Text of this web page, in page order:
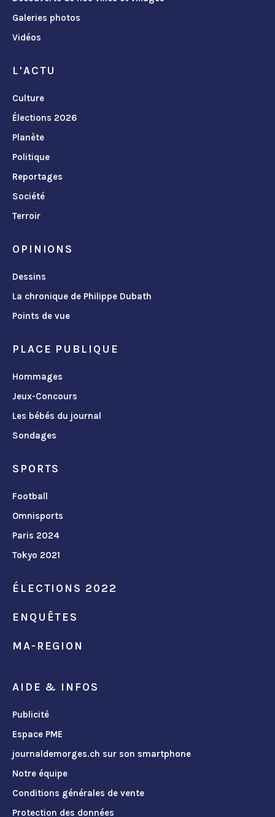
Galeries photos
Vidéos
L'ACTU
Culture
Élections 2026
Planète
Politique
Reportages
Société
Terroir
OPINIONS
Dessins
La chronique de Philippe Dubath
Points de vue
PLACE PUBLIQUE
Hommages
Jeux-Concours
Les bébés du journal
Sondages
SPORTS
Football
Omnisports
Paris 2024
Tokyo 2021
ÉLECTIONS 2022
ENQUÊTES
MA-REGION
AIDE & INFOS
Publicité
Espace PME
journaldemorges.ch sur son smartphone
Notre équipe
Conditions générales de vente
Protection des données